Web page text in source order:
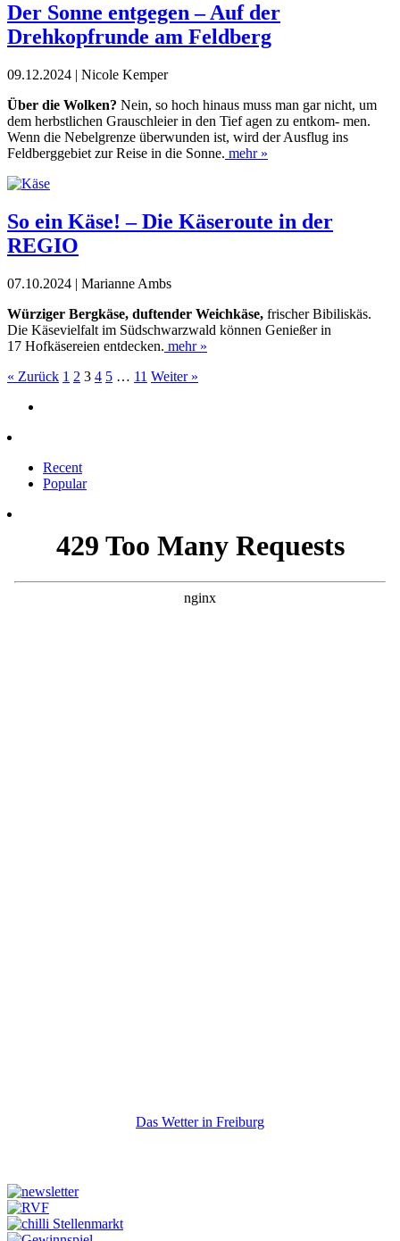
Der Sonne entgegen – Auf der
Drehkopfrunde am Feldberg
09.12.2024 | Nicole Kemper
Über die Wolken? Nein, so hoch hinaus muss man gar nicht, um
dem herbstlichen Grauschleier in den Tief agen zu entkom- men.
Wenn die Nebelgrenze überwunden ist, wird der Ausflug ins
Feldberggebiet zur Reise in die Sonne. mehr »
So ein Käse! – Die Käseroute in der
REGIO
07.10.2024 | Marianne Ambs
Würziger Bergkäse, duftender Weichkäse, frischer Bibiliskäs.
Die Käsevielfalt im Südschwarzwald können Genießer in
17 Hofkäsereien entdecken. mehr »
« Zurück 1 2 3 4 5 … 11 Weiter »
Recent
Popular
Das Wetter in Freiburg